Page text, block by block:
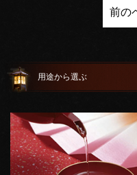
前の
用途から選ぶ